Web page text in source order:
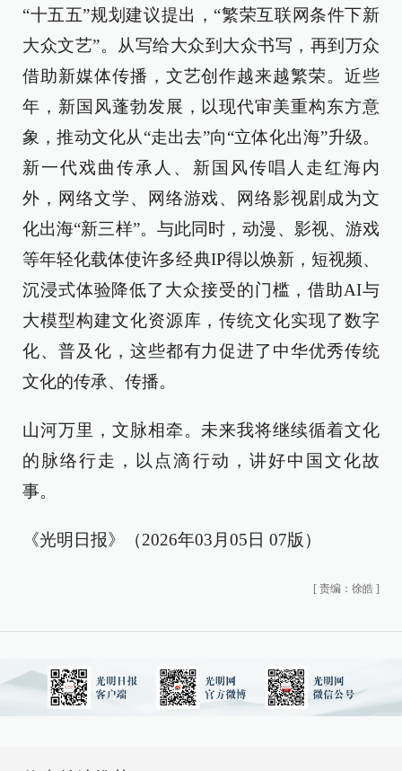
“十五五”规划建议提出，“繁荣互联网条件下新
大众文艺”。从写给大众到大众书写，再到万众
借助新媒体传播，文艺创作越来越繁荣。近些
年，新国风蓬勃发展，以现代审美重构东方意
象，推动文化从“走出去”向“立体化出海”升级。
新一代戏曲传承人、新国风传唱人走红海内
外，网络文学、网络游戏、网络影视剧成为文
化出海“新三样”。与此同时，动漫、影视、游戏
等年轻化载体使许多经典IP得以焕新，短视频、
沉浸式体验降低了大众接受的门槛，借助AI与
大模型构建文化资源库，传统文化实现了数字
化、普及化，这些都有力促进了中华优秀传统
文化的传承、传播。
山河万里，文脉相牵。未来我将继续循着文化
的脉络行走，以点滴行动，讲好中国文化故
事。
《光明日报》（2026年03月05日 07版）
[ 责编：徐皓 ]